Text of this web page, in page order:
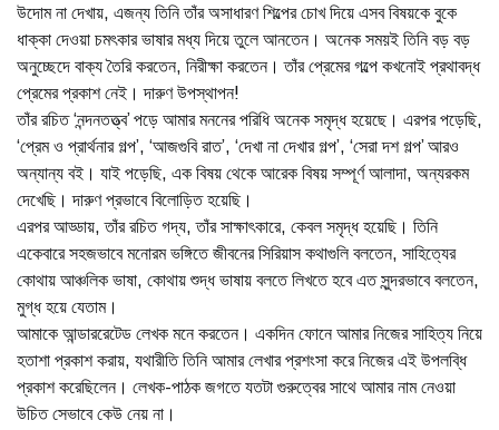
উদোম না দেখায়, এজন্য তিনি তাঁর অসাধারণ শিল্পের চোখ দিয়ে এসব বিষয়কে বুকে
ধাক্কা দেওয়া চমৎকার ভাষার মধ্য দিয়ে তুলে আনতেন। অনেক সময়ই তিনি বড় বড়
অনুচ্ছেদে বাক্য তৈরি করতেন, নিরীক্ষা করতেন। তাঁর প্রেমের গল্পে কখনোই প্রথাবদ্ধ
প্রেমের প্রকাশ নেই। দারুণ উপস্থাপন!
তাঁর রচিত ‘নন্দনতত্ত্ব’ পড়ে আমার মননের পরিধি অনেক সমৃদ্ধ হয়েছে। এরপর পড়েছি,
‘প্রেম ও প্রার্থনার গল্প’, ‘আজগুবি রাত’, ‘দেখা না দেখার গল্প’, ‘সেরা দশ গল্প’ আরও
অন্যান্য বই। যাই পড়েছি, এক বিষয় থেকে আরেক বিষয় সম্পূর্ণ আলাদা, অন্যরকম
দেখেছি। দারুণ প্রভাবে বিলোড়িত হয়েছি।
এরপর আড্ডায়, তাঁর রচিত গদ্য, তাঁর সাক্ষাৎকারে, কেবল সমৃদ্ধ হয়েছি। তিনি
একেবারে সহজভাবে মনোরম ভঙ্গিতে জীবনের সিরিয়াস কথাগুলি বলতেন, সাহিত্যের
কোথায় আঞ্চলিক ভাষা, কোথায় শুদ্ধ ভাষায় বলতে লিখতে হবে এত সুন্দরভাবে বলতেন,
মুগ্ধ হয়ে যেতাম।
আমাকে আন্ডাররেটেড লেখক মনে করতেন। একদিন ফোনে আমার নিজের সাহিত্য নিয়ে
হতাশা প্রকাশ করায়, যথারীতি তিনি আমার লেখার প্রশংসা করে নিজের এই উপলব্ধি
প্রকাশ করেছিলেন। লেখক-পাঠক জগতে যতটা গুরুত্বের সাথে আমার নাম নেওয়া
উচিত সেভাবে কেউ নেয় না।